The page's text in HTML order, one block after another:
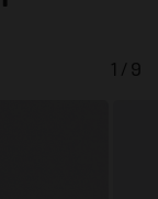
1 / 9